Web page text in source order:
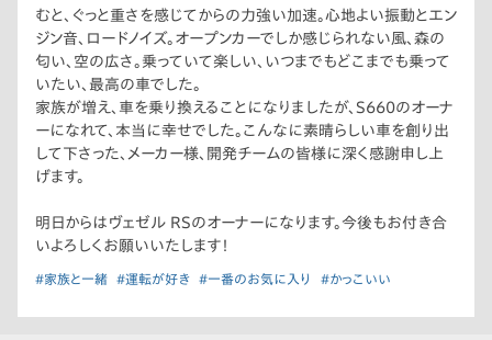
むと、ぐっと重さを感じてからの力強い加速。心地よい振動とエン
ジン音、ロードノイズ。オープンカーでしか感じられない風、森の
匂い、空の広さ。乗っていて楽しい、いつまでもどこまでも乗って
いたい、最高の車でした。
家族が増え、車を乗り換えることになりましたが、S660のオーナ
ーになれて、本当に幸せでした。こんなに素晴らしい車を創り出
して下さった、メーカー様、開発チームの皆様に深く感謝申し上
げます。
明日からはヴェゼル RSのオーナーになります。今後もお付き合
いよろしくお願いいたします！
#家族と一緒 #運転が好き #一番のお気に入り #かっこいい